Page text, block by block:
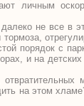
личным
не все в
порядок с
и на
на этом